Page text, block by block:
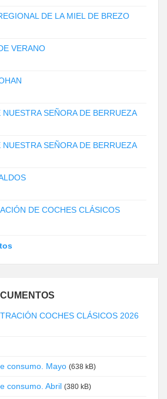
DE LA MIEL DE BREZO
VERANO
NUESTRA SEÑORA DE BERRUEZA
NUESTRA SEÑORA DE BERRUEZA
DE COCHES CLÁSICOS
COCHES CLÁSICOS 2026
consumo. Mayo (638 kB)
consumo. Abril (380 kB)